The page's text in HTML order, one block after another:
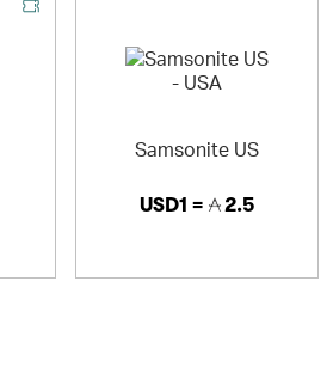
Samsonite US
USD1 = 2.5